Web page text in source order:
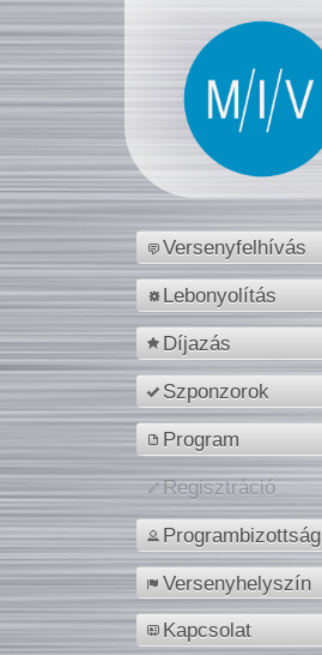
Versenyfelhívás
Lebonyolítás
Díjazás
Szponzorok
Program
Regisztráció
Programbizottság
Versenyhelyszín
Kapcsolat